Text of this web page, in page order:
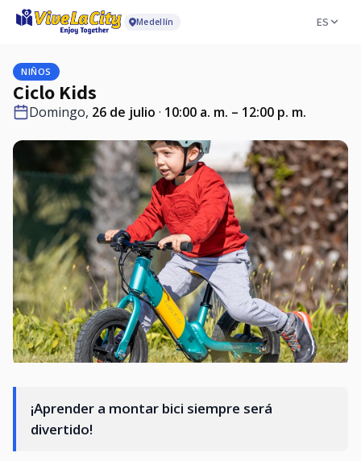
Medellín ES
NIÑOS
Ciclo Kids
Domingo, 26 de julio · 10:00 a. m. – 12:00 p. m.
¡Aprender a montar bici siempre será
divertido!